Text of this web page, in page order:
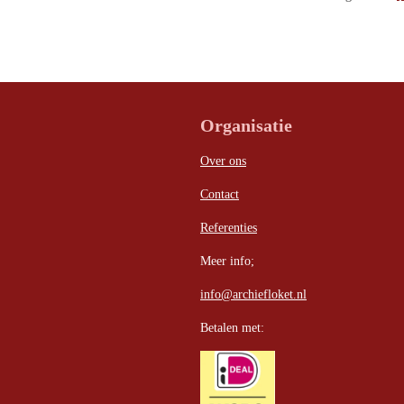
Organisatie
Over ons
Contact
Referenties
Meer info;
info@archiefloket.nl
Betalen met: